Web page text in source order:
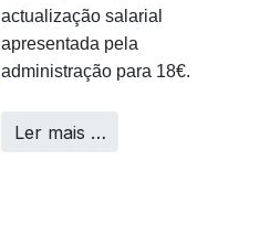
actualização salarial
apresentada pela
administração para 18€.
Ler mais …